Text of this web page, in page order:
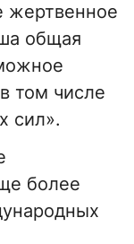
жертвенное
общая
том числе
сил».
более